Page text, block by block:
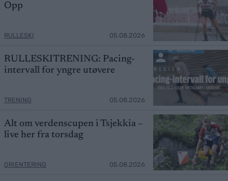
Opp
RULLESKI 05.08.2026
RULLESKITRENING: Pacing-
intervall for yngre utøvere
TRENING 05.08.2026
Alt om verdenscupen i Tsjekkia –
live her fra torsdag
ORIENTERING 05.08.2026